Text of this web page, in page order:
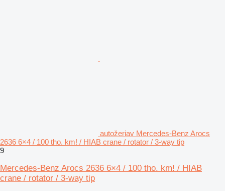
autožeriav Mercedes-Benz Arocs
2636 6×4 / 100 tho. km! / HIAB crane / rotator / 3-way tip
9
Mercedes-Benz Arocs 2636 6×4 / 100 tho. km! / HIAB
crane / rotator / 3-way tip